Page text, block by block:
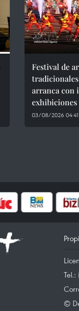
Festival de
arranca con
exhibiciones
03/08/2026 04:41
Tel.:
©